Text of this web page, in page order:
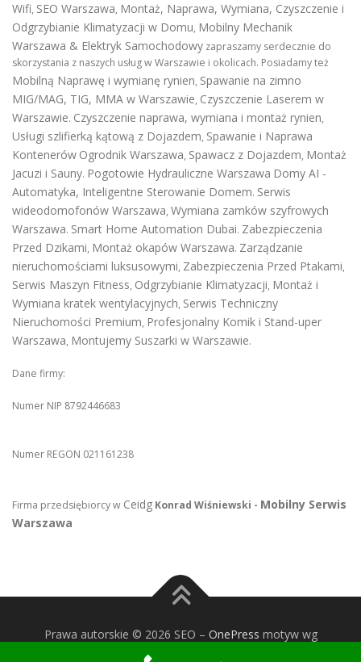
Wifi, SEO Warszawa, Montaż, Naprawa, Wymiana, Czyszczenie i
Odgrzybianie Klimatyzacji w Domu, Mobilny Mechanik
Warszawa & Elektryk Samochodowy zapraszamy serdecznie do
skorzystania z naszych usług w Warszawie i okolicach. Posiadamy też
Mobilną Naprawę i wymianę rynien, Spawanie na zimno
MIG/MAG, TIG, MMA w Warszawie, Czyszczenie Laserem w
Warszawie. Czyszczenie naprawa, wymiana i montaż rynien,
Usługi szlifierką kątową z Dojazdem, Spawanie i Naprawa
Kontenerów Ogrodnik Warszawa, Spawacz z Dojazdem, Montaż
Jacuzi i Sauny. Pogotowie Hydrauliczne Warszawa Domy AI -
Automatyka, Inteligentne Sterowanie Domem. Serwis
wideodomofonów Warszawa, Wymiana zamków szyfrowych
Warszawa. Smart Home Automation Dubai. Zabezpieczenia
Przed Dzikami, Montaż okapów Warszawa. Zarządzanie
nieruchomościami luksusowymi, Zabezpieczenia Przed Ptakami,
Serwis Maszyn Fitness, Odgrzybianie Klimatyzacji, Montaż i
Wymiana kratek wentylacyjnych, Serwis Techniczny
Nieruchomości Premium, Profesjonalny Komik i Stand-uper
Warszawa, Montujemy Suszarki w Warszawie.
Dane firmy:
Numer NIP 8792446683
Numer REGON 021161238
Firma przedsiębiorcy w Ceidg Konrad Wiśniewski - Mobilny Serwis
Warszawa
Prawa autorskie © 2026 SEO – OnePress motyw wg
FameThemes